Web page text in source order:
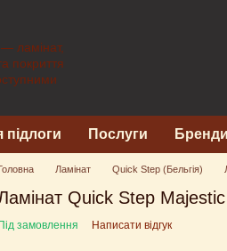
підлоги Послуги Бренди
Ламінат Quick Step (Бельгія)
Quick Step
Під замовлення Написати відгук